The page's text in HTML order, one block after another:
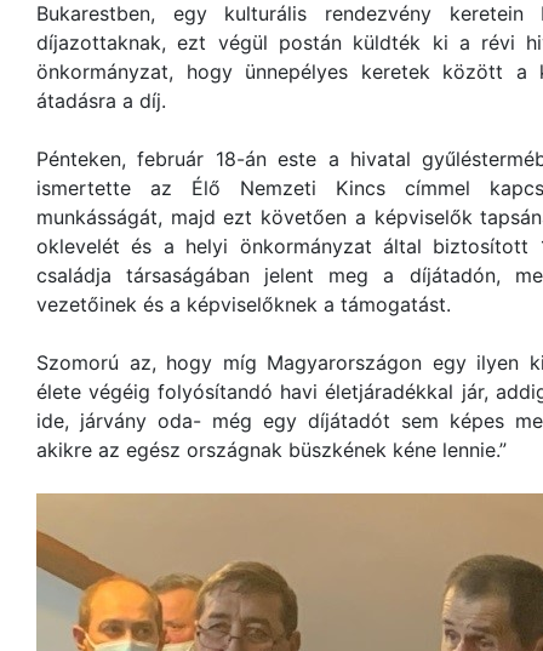
Bukarestben, egy kulturális rendezvény
díjazottaknak, ezt végül postán küldték ki a révi
önkormányzat, hogy ünnepélyes keretek között a
átadásra a díj.
Pénteken, február 18-án este a hivatal
ismertette az Élő Nemzeti Kincs címmel
munkásságát, majd ezt követően a képviselők
oklevelét és a helyi önkormányzat által biztosított
családja társaságában jelent meg a díjátadón,
vezetőinek és a képviselőknek a támogatást.
Szomorú az, hogy míg Magyarországon egy ilyen
élete végéig folyósítandó havi életjáradékkal jár,
ide, járvány oda- még egy díjátadót sem képes
akikre az egész országnak büszkének kéne lennie.”